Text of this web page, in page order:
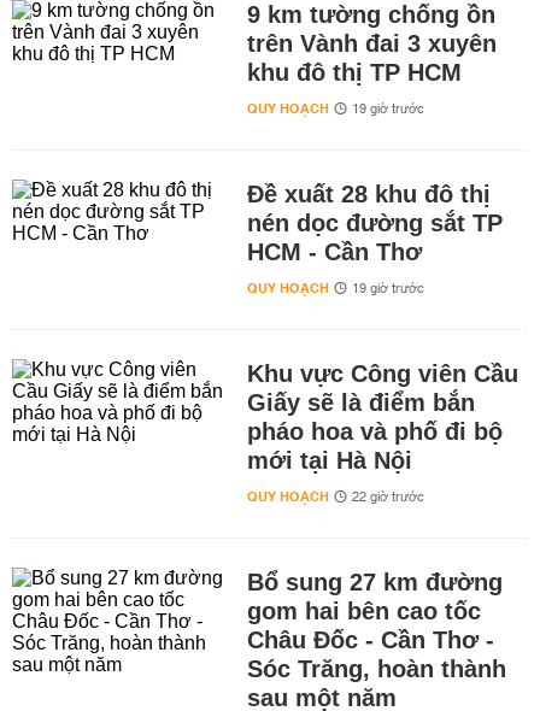
9 km tường chống ồn
trên Vành đai 3 xuyên
khu đô thị TP HCM
QUY HOẠCH 19 giờ trước
Đề xuất 28 khu đô thị
nén dọc đường sắt TP
HCM - Cần Thơ
QUY HOẠCH 19 giờ trước
Khu vực Công viên Cầu
Giấy sẽ là điểm bắn
pháo hoa và phố đi bộ
mới tại Hà Nội
QUY HOẠCH 22 giờ trước
Bổ sung 27 km đường
gom hai bên cao tốc
Châu Đốc - Cần Thơ -
Sóc Trăng, hoàn thành
sau một năm